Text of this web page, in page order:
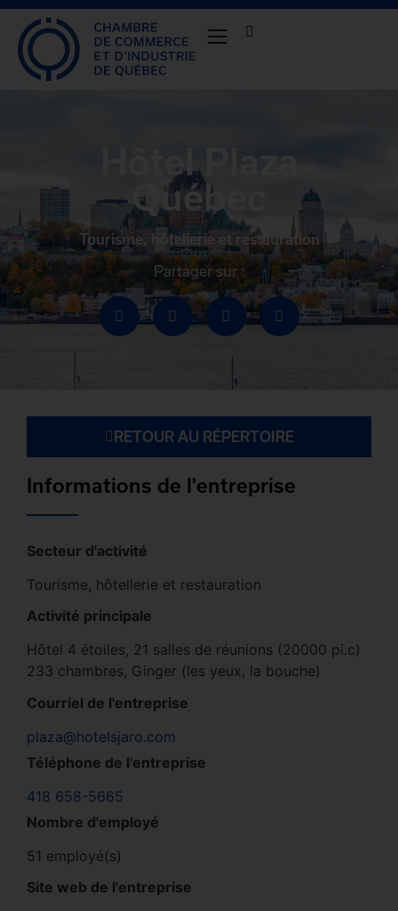
Hôtel Plaza
Québec
Tourisme, hôtellerie et restauration
Partager sur :
RETOUR AU RÉPERTOIRE
Informations de l'entreprise
Secteur d'activité
Tourisme, hôtellerie et restauration
Activité principale
Hôtel 4 étoiles, 21 salles de réunions (20000 pi.c)
233 chambres, Ginger (les yeux, la bouche)
Courriel de l'entreprise
plaza@hotelsjaro.com
Téléphone de l'entreprise
418 658-5665
Nombre d'employé
51 employé(s)
Site web de l'entreprise